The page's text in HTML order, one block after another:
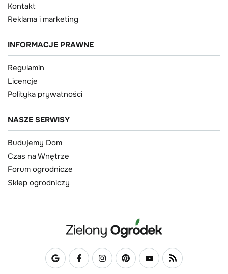
Kontakt
Reklama i marketing
INFORMACJE PRAWNE
Regulamin
Licencje
Polityka prywatności
NASZE SERWISY
Budujemy Dom
Czas na Wnętrze
Forum ogrodnicze
Sklep ogrodniczy